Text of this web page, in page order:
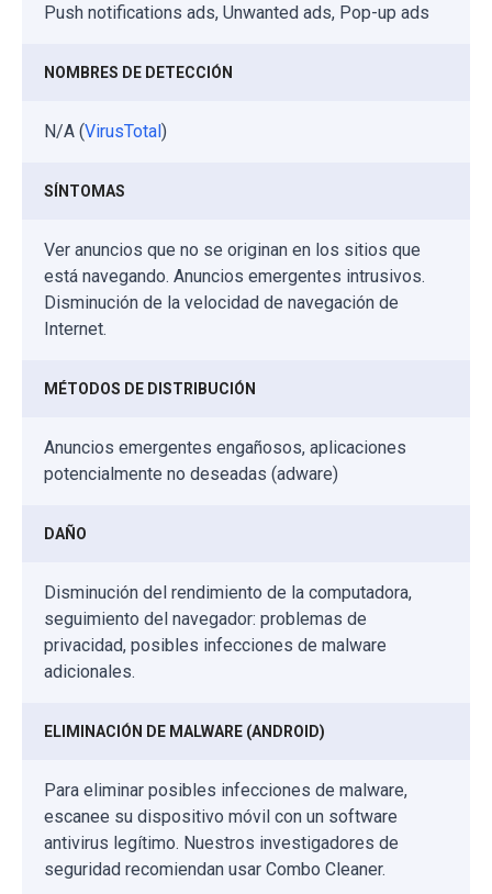
Push notifications ads, Unwanted ads, Pop-up ads
NOMBRES DE DETECCIÓN
N/A (VirusTotal)
SÍNTOMAS
Ver anuncios que no se originan en los sitios que
está navegando. Anuncios emergentes intrusivos.
Disminución de la velocidad de navegación de
Internet.
MÉTODOS DE DISTRIBUCIÓN
Anuncios emergentes engañosos, aplicaciones
potencialmente no deseadas (adware)
DAÑO
Disminución del rendimiento de la computadora,
seguimiento del navegador: problemas de
privacidad, posibles infecciones de malware
adicionales.
ELIMINACIÓN DE MALWARE (ANDROID)
Para eliminar posibles infecciones de malware,
escanee su dispositivo móvil con un software
antivirus legítimo. Nuestros investigadores de
seguridad recomiendan usar Combo Cleaner.